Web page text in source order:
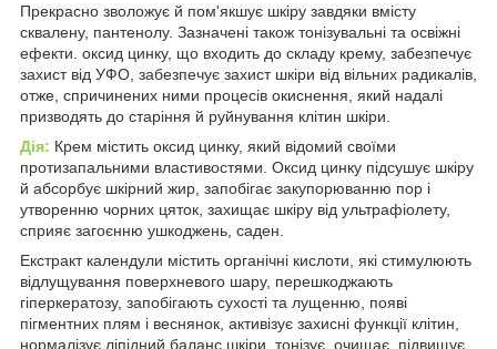
Прекрасно зволожує й пом'якшує шкіру завдяки вмісту
сквалену, пантенолу. Зазначені також тонізувальні та освіжні
ефекти. оксид цинку, що входить до складу крему, забезпечує
захист від УФО, забезпечує захист шкіри від вільних радикалів,
отже, спричинених ними процесів окиснення, який надалі
призводять до старіння й руйнування клітин шкіри.
Дія: Крем містить оксид цинку, який відомий своїми
протизапальними властивостями. Оксид цинку підсушує шкіру
й абсорбує шкірний жир, запобігає закупорюванню пор і
утворенню чорних цяток, захищає шкіру від ультрафіолету,
сприяє загоєнню ушкоджень, саден.
Екстракт календули містить органічні кислоти, які стимулюють
відлущування поверхневого шару, перешкоджають
гіперкератозу, запобігають сухості та лущенню, появі
пігментних плям і веснянок, активізує захисні функції клітин,
нормалізує ліпідний баланс шкіри, тонізує, очищає, підвищує